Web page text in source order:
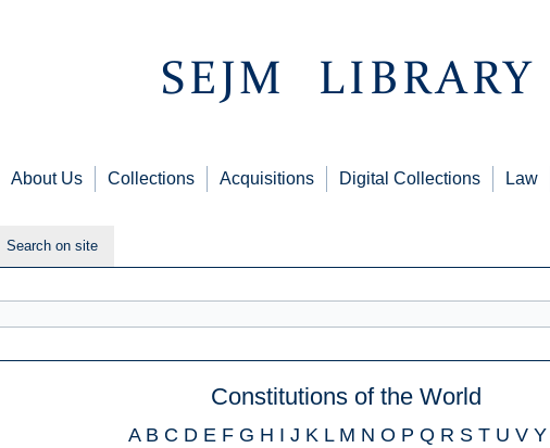
About Us Collections Acquisitions Digital Collections Law
Search on site
Constitutions of the World
A B C D E F G H I J K L M N O P Q R S T U V Y